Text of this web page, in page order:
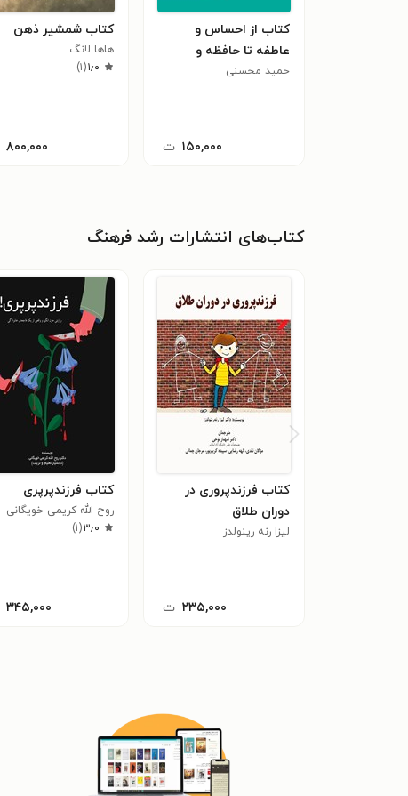
کتاب از احساس و
عاطفه تا حافظه و
یادگیری
حمید محسنی
۱۵۰,۰۰۰ ت
کتاب شمشیر ذهن
هاها لانگ
۱٫۰(۱)
۸۰۰,۰۰۰
کتاب‌های انتشارات رشد فرهنگ
کتاب فرزندپروری در
دوران طلاق
لیزا رنه رینولدز
۲۳۵,۰۰۰ ت
کتاب فرزندپرپری
روح الله کریمی خویگانی
۳٫۰(۱)
۳۴۵,۰۰۰